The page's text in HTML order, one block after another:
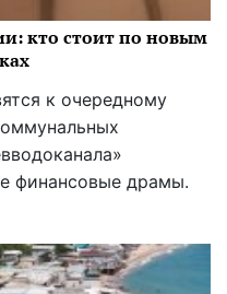
кто стоит по новым
к очередному
финансовые драмы.